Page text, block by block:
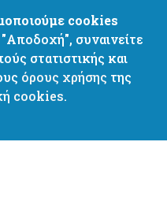
cookies
συναινείτε
στατιστικής και
όρους χρήσης της
cookies.